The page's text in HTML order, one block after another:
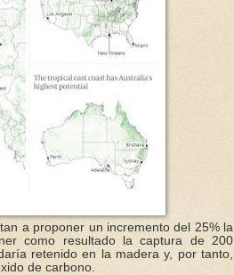
a proponer un incremento del 25% la
como resultado la captura de 200
retenido en la madera y, por tanto,
de carbono.